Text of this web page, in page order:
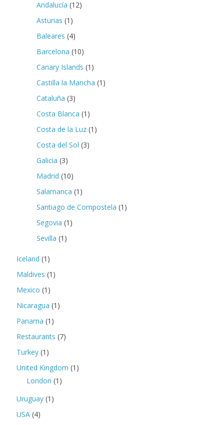
Andalucía (12)
Asturias (1)
Baleares (4)
Barcelona (10)
Canary Islands (1)
Castilla la Mancha (1)
Cataluña (3)
Costa Blanca (1)
Costa de la Luz (1)
Costa del Sol (3)
Galicia (3)
Madrid (10)
Salamanca (1)
Santiago de Compostela (1)
Segovia (1)
Sevilla (1)
Iceland (1)
Maldives (1)
Mexico (1)
Nicaragua (1)
Panama (1)
Restaurants (7)
Turkey (1)
United Kingdom (1)
London (1)
Uruguay (1)
USA (4)